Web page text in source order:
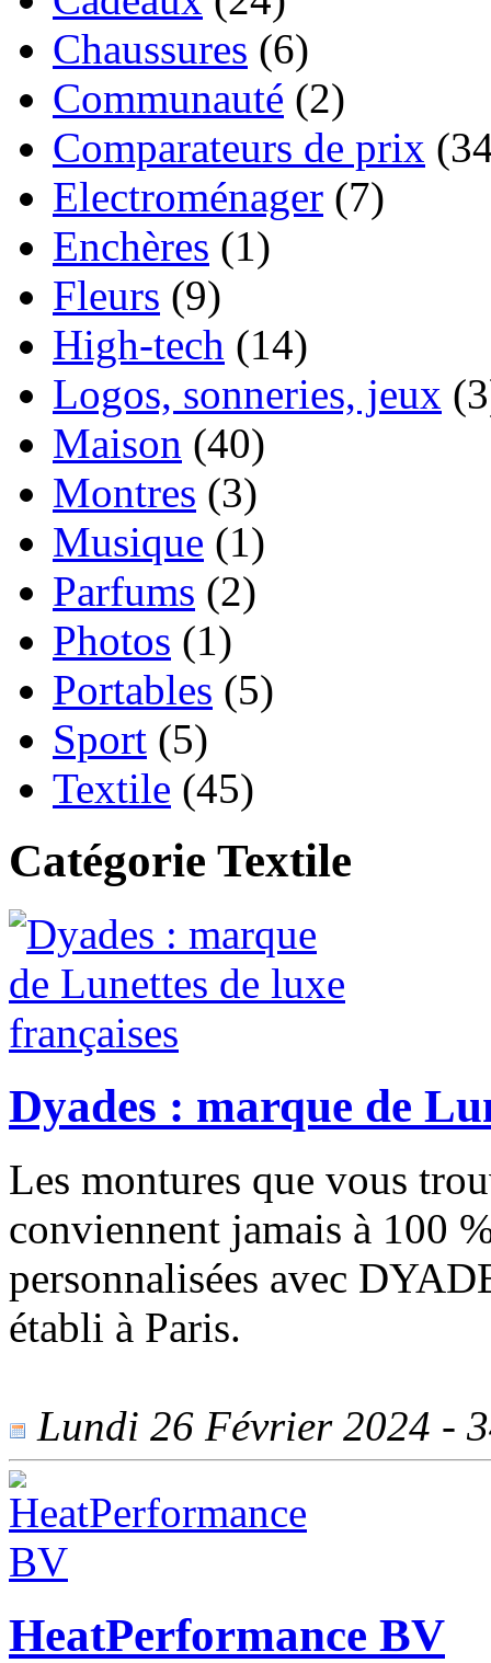
Chaussures (6)
Communauté (2)
Comparateurs de prix
Electroménager (7)
Enchères (1)
Fleurs (9)
High-tech (14)
Logos, sonneries, jeux
Maison (40)
Montres (3)
Musique (1)
Parfums (2)
Photos (1)
Portables (5)
Sport (5)
Textile (45)
Catégorie Textile
Dyades : marque de
Les montures que vous
conviennent jamais à 100
personnalisées avec
établi à Paris.
Lundi 26 Février 2024 -
HeatPerformance BV